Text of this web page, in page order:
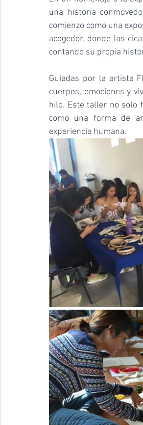
una historia
comienzo como una
acogedor, donde las
contando su propia
Guiadas por la artista
cuerpos, emociones y
hilo. Este taller no solo
como una forma de
experiencia humana.